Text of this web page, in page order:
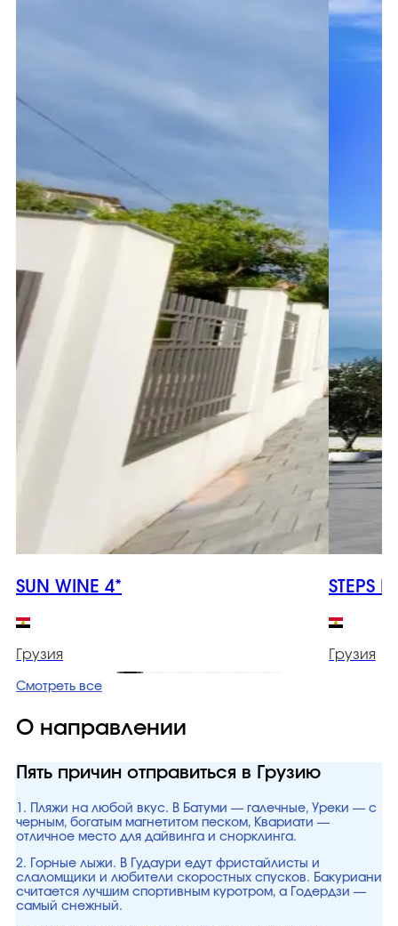
SUN WINE 4*
Грузия
STEPS
Грузия
Смотреть все
О направлении
Пять причин отправиться в Грузию
1. Пляжи на любой вкус. В Батуми — галечные, Уреки — с
черным, богатым магнетитом песком, Квариати —
отличное место для дайвинга и снорклинга.
2. Горные лыжи. В Гудаури едут фристайлисты и
слаломщики и любители скоростных спусков. Бакуриани
считается лучшим спортивным куротром, а Годердзи —
самый снежный.